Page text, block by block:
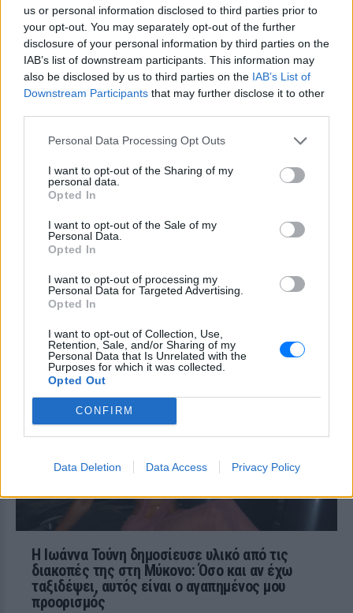
us or personal information disclosed to third parties prior to
your opt-out. You may separately opt-out of the further
disclosure of your personal information by third parties on the
IAB’s list of downstream participants. This information may
also be disclosed by us to third parties on the IAB’s List of
Downstream Participants that may further disclose it to other
Personal Data Processing Opt Outs
I want to opt-out of the Sharing of my
personal data.
Opted In
I want to opt-out of the Sale of my
Personal Data.
Opted In
I want to opt-out of processing my
Personal Data for Targeted Advertising.
Opted In
I want to opt-out of Collection, Use,
Retention, Sale, and/or Sharing of my
Personal Data that Is Unrelated with the
Purposes for which it was collected.
Opted Out
CONFIRM
Data Deletion Data Access Privacy Policy
τραγουδίστρια που πούλησε 40
εκ. δίσκους άφησε τη δόξα και
άλλαξε ζωή
ΠΡΙΝ 5 ΏΡΕΣ
Με επιτυχίες όπως τα «Thank You»,
«White Flag» και τη θρυλική συνεργασία
της με τον Eminem στο «Stan», η Dido
των 00s
Η πιο δύσκολη στιγμή στη ζωή
του Barack Obama δεν συνέβη
ΠΡΙΝ 5 ΏΡΕΣ
Η νύχτα που ο Barack και η Michelle
«Δεν θα το ξεχάσω όσο ζω»: Η
της Αγγελικής Ηλιάδη για τη
στιγμή που είδε τον Ιησού
ΧΤΕΣ
το Instagram μια εμπειρία που λέει πως
Η Ιωάννα Τούνη δημοσίευσε υλικό από τις
διακοπές της στη Μύκονο: Όσο και αν έχω
ταξιδέψει, αυτός είναι ο αγαπημένος μου
προορισμός